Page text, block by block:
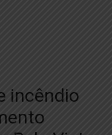
incêndio